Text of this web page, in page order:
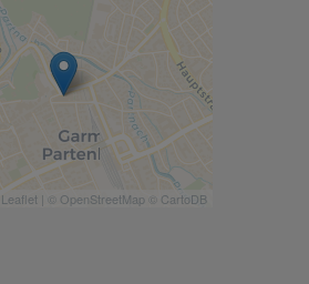
Leaflet | © OpenStreetMap © CartoDB